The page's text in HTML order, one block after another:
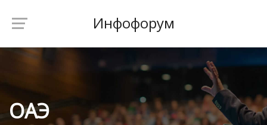
Инфофорум
ОАЭ